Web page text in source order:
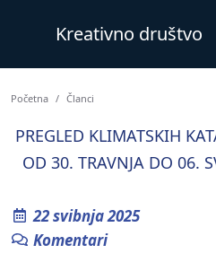
Kreativno društvo
Početna Članci
PREGLED KLIMATSKIH
OD 30. TRAVNJA DO 06.
22 svibnja 2025
Komentari